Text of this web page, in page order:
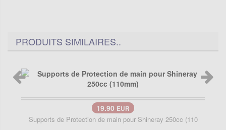
PRODUITS SIMILAIRES..
19.90 EUR
Supports de Protection de main pour Shineray 250cc (110